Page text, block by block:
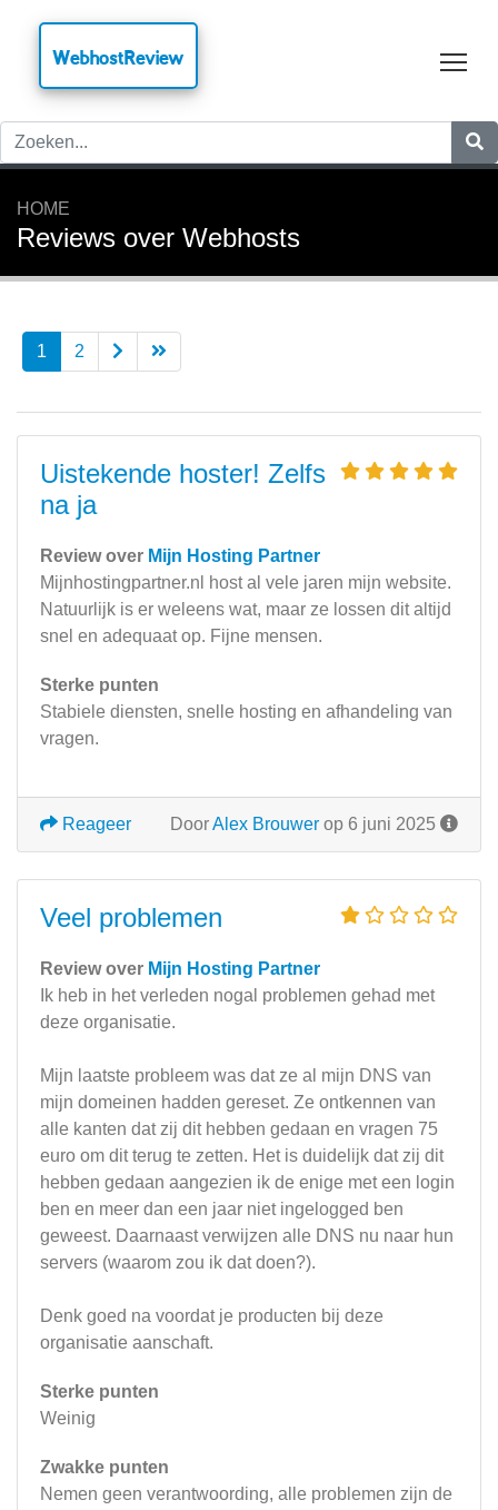
WebhostReview
HOME
Reviews over Webhosts
1 2
Uistekende hoster! Zelfs
na ja
Review over Mijn Hosting Partner
Mijnhostingpartner.nl host al vele jaren mijn website.
Natuurlijk is er weleens wat, maar ze lossen dit altijd
snel en adequaat op. Fijne mensen.
Sterke punten
Stabiele diensten, snelle hosting en afhandeling van
vragen.
DoorAlex Brouwer op 6 juni 2025
Reageer
Veel problemen
Review over Mijn Hosting Partner
Ik heb in het verleden nogal problemen gehad met
deze organisatie.
Mijn laatste probleem was dat ze al mijn DNS van
mijn domeinen hadden gereset. Ze ontkennen van
alle kanten dat zij dit hebben gedaan en vragen 75
euro om dit terug te zetten. Het is duidelijk dat zij dit
hebben gedaan aangezien ik de enige met een login
ben en meer dan een jaar niet ingelogged ben
geweest. Daarnaast verwijzen alle DNS nu naar hun
servers (waarom zou ik dat doen?).
Denk goed na voordat je producten bij deze
organisatie aanschaft.
Sterke punten
Weinig
Zwakke punten
Nemen geen verantwoording, alle problemen zijn de